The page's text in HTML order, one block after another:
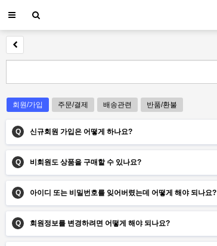
회원/가입 주문/결제 배송관련 반품/환불
Q 신규회원 가입은 어떻게 하나요?
Q 비회원도 상품을 구매할 수 있나요?
Q 아이디 또는 비밀번호를 잊어버렸는데 어떻게 해야 되나요?
Q 회원정보를 변경하려면 어떻게 해야 되나요?